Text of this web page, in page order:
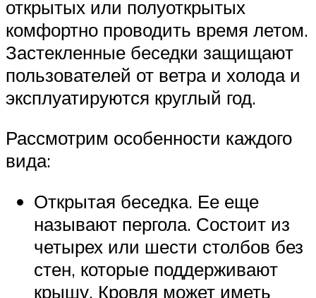
открытых или полуоткрытых
комфортно проводить время летом.
Застекленные беседки защищают
пользователей от ветра и холода и
эксплуатируются круглый год.
Рассмотрим особенности каждого
вида:
Открытая беседка. Ее еще
называют пергола. Состоит из
четырех или шести столбов без
стен, которые поддерживают
крышу. Кровля может иметь